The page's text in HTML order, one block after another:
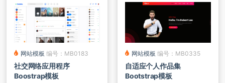
网站模板 编号：MB0183
社交网络应用程序
Boostrap模板
网站模板 编号：MB0335
自适应个人作品集
Bootstrap模板